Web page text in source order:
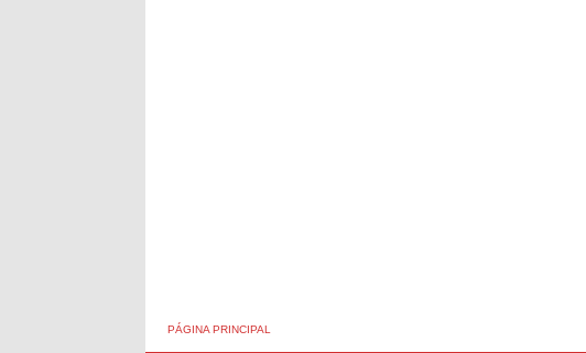
PÁGINA PRINCIPAL